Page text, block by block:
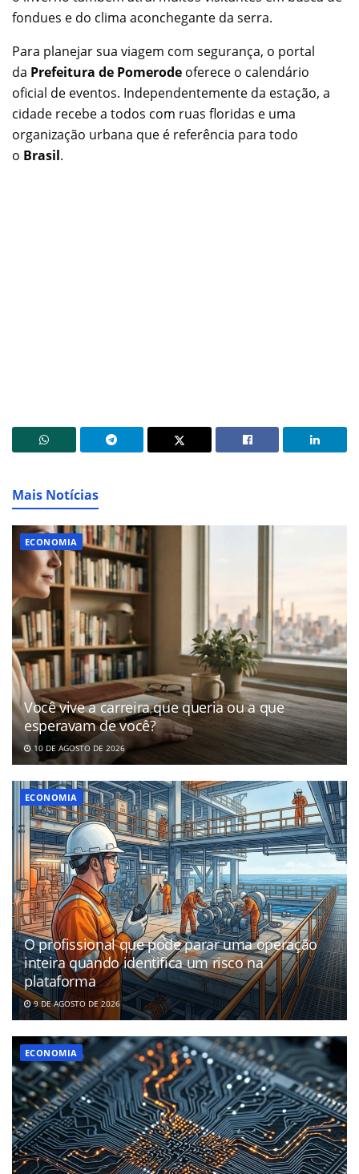
fondues e do clima aconchegante da serra.
Para planejar sua viagem com segurança, o portal
da Prefeitura de Pomerode oferece o calendário
oficial de eventos. Independentemente da estação, a
cidade recebe a todos com ruas floridas e uma
organização urbana que é referência para todo
o Brasil.
Mais Notícias
ECONOMIA
Você vive a carreira que queria ou a que
esperavam de você?
10 DE AGOSTO DE 2026
ECONOMIA
O profissional que pode parar uma operação
inteira quando identifica um risco na
plataforma
9 DE AGOSTO DE 2026
ECONOMIA